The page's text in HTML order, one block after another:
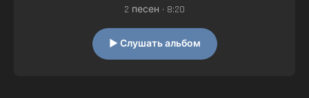
2 песен • 8:20
▶ Слушать альбом